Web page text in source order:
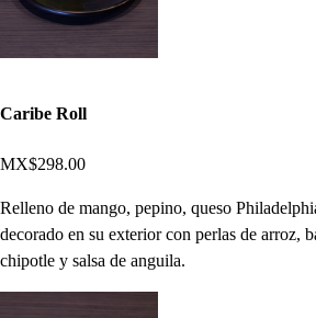
Caribe Roll
MX$298.00
Relleno de mango, pepino, queso
decorado en su exterior con perlas de arroz,
chipotle y salsa de anguila.